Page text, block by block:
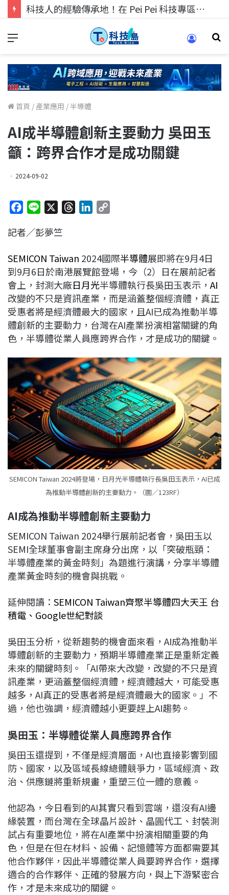
科技人的經驗傳承地！在 Pei Pei 科技專區，與學弟妹交流最硬核的技術
首頁 / 產業應用 /半導體
AI成半導體創新主要動力 吳田玉
籲：跨界合作才是成功關鍵
2024-09-02
c
b
o
o
k
n
a
d
s
e
d
I
n
L
i
n
k
記者／彭夢竺
SEMICON Taiwan 2024國際半導體展即將在9月4日
到9月6日於南港展覽館登場，今（2）日在展前記者
會上，封測大廠日月光半導體執行長吳田玉表示， AI
改變的不只是資訊產業，而是涵蓋整個經濟體，真正
受惠者將是經濟體最大的國家，且AI已成為推動半導
體創新的主要動力，台灣在AI產業扮演相當關鍵的角
色，半導體從業人員應跨界合作，才是成功的關鍵。
SEMICON Taiwan 2024將登場，日月光半導體執行長吳田玉表示，AI已成
為推動半導體創新的主要動力。（圖／123RF）
AI成為推動半導體創新主要動力
SEMICON Taiwan 2024舉行展前記者會，吳田玉以
SEMI全球董事會副主席身分出席，以「突破瓶頸：
半導體產業的黃金時刻」為題進行演講，分享半導體
產業黃金時刻的機會與挑戰。
延伸閱讀： SEMICON Taiwan齊聚半導體四大天王 台
積電、Google世紀對談
吳田玉分析，從新趨勢的機會面來看，AI成為推動半
導體創新的主要動力，預期半導體產業正是重新定義
未來的關鍵時刻。「AI帶來大改變，改變的不只是資
訊產業，更涵蓋整個經濟體，經濟體越大，可能受惠
越多，AI真正的受惠者將是經濟體最大的國家。」不
過，他也強調，經濟體越小更要趕上AI趨勢。
吳田玉：半導體從業人員應跨界合作
吳田玉還提到，不僅是經濟層面，AI也直接影響到國
防、國家，以及區域長線總體競爭力，區域經濟、政
治、供應鏈將重新規畫，重塑三位一體的意義。
他認為，今日看到的AI其實只看到雲端，還沒有AI邊
緣裝置，而台灣在全球晶片設計、晶圓代工、封裝測
試占有重要地位，將在AI產業中扮演相關重要的角
色，但是在但在材料、設備、記憶體等方面都需要其
他合作夥伴，因此半導體從業人員要跨界合作，選擇
適合的合作夥伴、正確的發展方向，與上下游緊密合
作，才是未來成功的關鍵。